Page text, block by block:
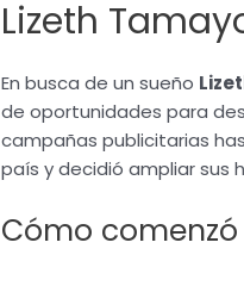
Lizeth
En busca de un sueño
de oportunidades para
campañas publicitarias
país y decidió ampliar sus
Cómo